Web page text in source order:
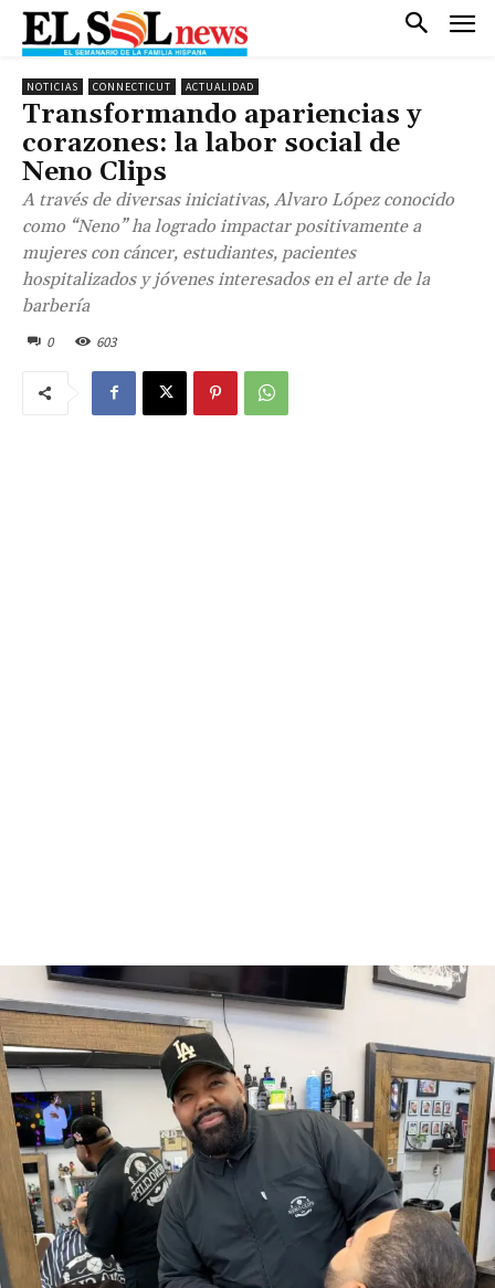
NOTICIAS CONNECTICUT ACTUALIDAD
Transformando apariencias y
corazones: la labor social de
Neno Clips
A través de diversas iniciativas, Alvaro López conocido
como “Neno” ha logrado impactar positivamente a
mujeres con cáncer, estudiantes, pacientes
hospitalizados y jóvenes interesados en el arte de la
barbería
0 603